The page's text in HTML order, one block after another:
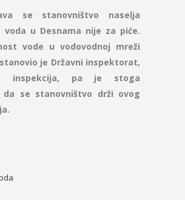
se stanovništvo naselja
voda u Desnama nije za piće.
vode u vodovodnoj mreži
je Državni inspektorat,
inspekcija, pa je stoga
da se stanovništvo drži ovog